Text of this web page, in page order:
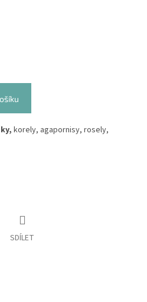
korely, agapornisy, rosely,
SDÍLET